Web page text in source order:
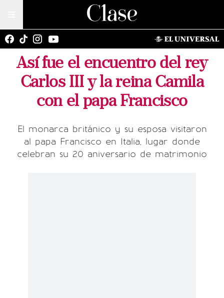
Así fue el encuentro del rey
Carlos III y la reina Camila
con el papa Francisco
El monarca británico y su esposa visitaron
al papa Francisco en Italia, lugar donde
celebran su 20 aniversario de matrimonio